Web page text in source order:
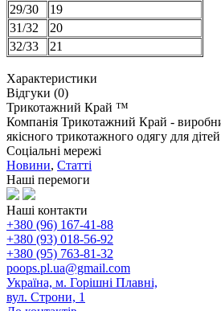
29/30
19
31/32
20
32/33
21
Характеристики
Відгуки (0)
Трикотажний Край ™
Компанія Трикотажний Край -
якісного трикотажного одягу для
Соціальні мережі
Новини, Статті
Наші перемоги
Наші контакти
+380 (96) 167-41-88
+380 (93) 018-56-92
+380 (95) 763-81-32
poops.pl.ua@gmail.com
Україна, м. Горішні Плавні,
вул. Строни, 1